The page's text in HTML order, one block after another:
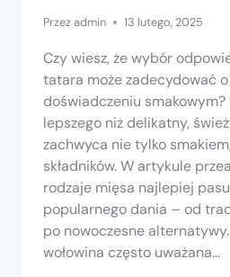
Przezadmin 13 lutego, 2025
Czy wiesz, że wybór
tatara może zadecydować o
doświadczeniu smakowym?
lepszego niż delikatny,
zachwyca nie tylko
składników. W artykule
rodzaje mięsa najlepiej
popularnego dania – od
po nowoczesne
wołowina często uważana…